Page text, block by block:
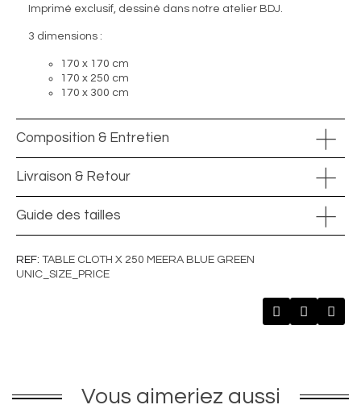
Imprimé exclusif, dessiné dans notre atelier BDJ.
3 dimensions :
170 x 170 cm
170 x 250 cm
170 x 300 cm
Composition & Entretien
Livraison & Retour
Guide des tailles
REF TABLE CLOTH X 250 MEERA BLUE GREEN
UNIC_SIZE_PRICE
Vous aimeriez aussi